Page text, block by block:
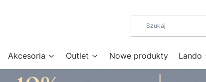
Akcesoria Outlet Nowe produkty Lando